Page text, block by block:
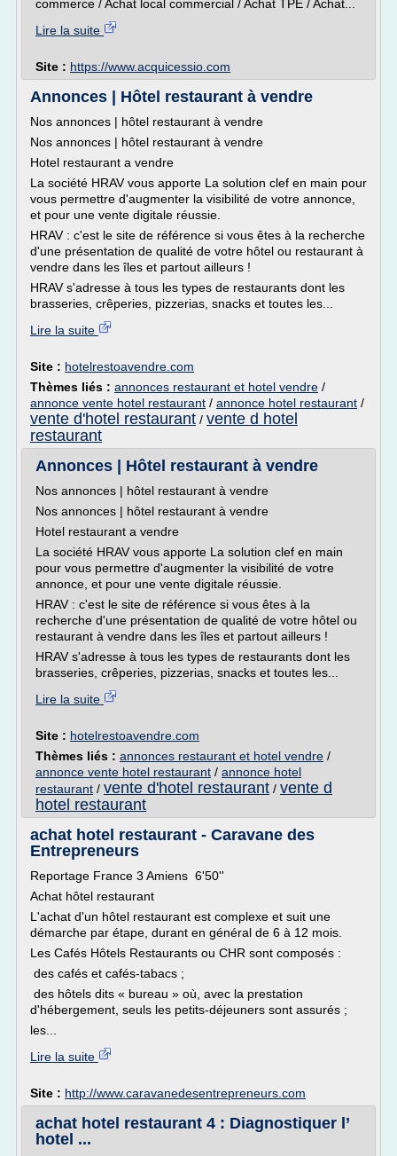
commerce / Achat local commercial / Achat TPE / Achat...
Lire la suite
Site : https://www.acquicessio.com
Annonces | Hôtel restaurant à vendre
Nos annonces | hôtel restaurant à vendre
Nos annonces | hôtel restaurant à vendre
Hotel restaurant a vendre
La société HRAV vous apporte La solution clef en main pour
vous permettre d'augmenter la visibilité de votre annonce,
et pour une vente digitale réussie.
HRAV : c'est le site de référence si vous êtes à la recherche
d'une présentation de qualité de votre hôtel ou restaurant à
vendre dans les îles et partout ailleurs !
HRAV s'adresse à tous les types de restaurants dont les
brasseries, crêperies, pizzerias, snacks et toutes les...
Lire la suite
Site : hotelrestoavendre.com
Thèmes liés : annonces restaurant et hotel vendre /
annonce vente hotel restaurant / annonce hotel restaurant /
vente d'hotel restaurant / vente d hotel
restaurant
Annonces | Hôtel restaurant à vendre
Nos annonces | hôtel restaurant à vendre
Nos annonces | hôtel restaurant à vendre
Hotel restaurant a vendre
La société HRAV vous apporte La solution clef en main
pour vous permettre d'augmenter la visibilité de votre
annonce, et pour une vente digitale réussie.
HRAV : c'est le site de référence si vous êtes à la
recherche d'une présentation de qualité de votre hôtel ou
restaurant à vendre dans les îles et partout ailleurs !
HRAV s'adresse à tous les types de restaurants dont les
brasseries, crêperies, pizzerias, snacks et toutes les...
Lire la suite
Site : hotelrestoavendre.com
Thèmes liés : annonces restaurant et hotel vendre /
annonce vente hotel restaurant / annonce hotel
restaurant / vente d'hotel restaurant / vente d
hotel restaurant
achat hotel restaurant - Caravane des
Entrepreneurs
Reportage France 3 Amiens 6'50''
Achat hôtel restaurant
L'achat d'un hôtel restaurant est complexe et suit une
démarche par étape, durant en général de 6 à 12 mois.
Les Cafés Hôtels Restaurants ou CHR sont composés :
des cafés et cafés-tabacs ;
des hôtels dits « bureau » où, avec la prestation
d'hébergement, seuls les petits-déjeuners sont assurés ;
les...
Lire la suite
Site : http://www.caravanedesentrepreneurs.com
achat hotel restaurant 4 : Diagnostiquer l’
hotel ...